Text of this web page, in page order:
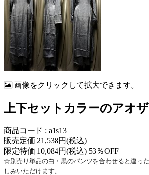
画像をクリックして拡大できます。
上下セットカラーのアオ
商品コード : a1s13
販売定価 21,538円(税込)
限定特価 10,084円(税込) 53％OFF
☆別売り単品の白・黒のパンツを合わせると違っ
しみいただけます。